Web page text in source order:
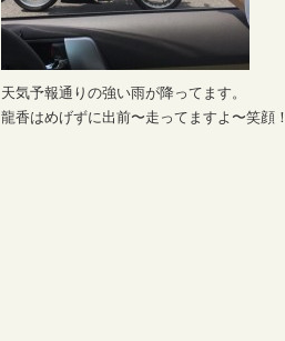
天気予報通りの強い雨が降ってます。
龍香はめげずに出前〜走ってますよ〜笑顔